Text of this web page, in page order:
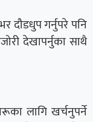
दौडधुप गर्नुपरे पनि
देखापर्नुका साथै
लागि खर्चनुपर्ने